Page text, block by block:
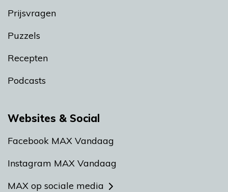
Prijsvragen
Puzzels
Recepten
Podcasts
Websites & Social
Facebook MAX Vandaag
Instagram MAX Vandaag
MAX op sociale media